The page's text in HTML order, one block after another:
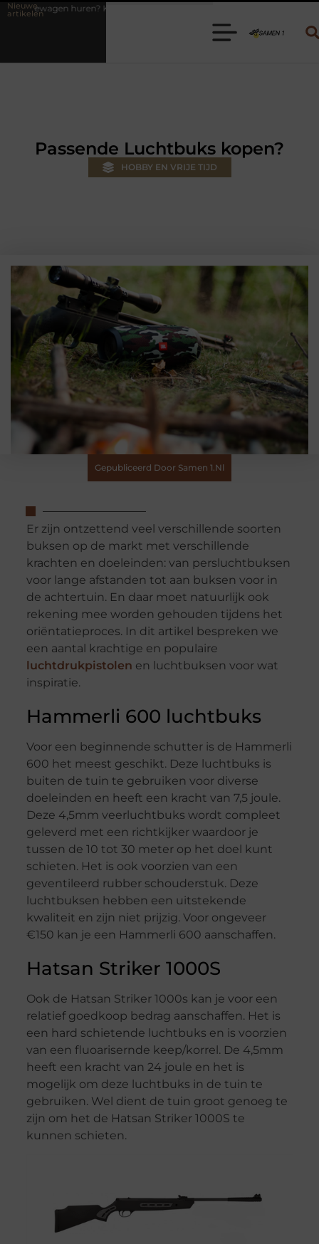
Nieuwe
artikelen
de juiste aanhanger voor jouw klus
Passende Luchtbuks kopen?
HOBBY EN VRIJE TIJD
Gepubliceerd Door Samen 1.nl
Er zijn ontzettend veel verschillende soorten
buksen op de markt met verschillende
krachten en doeleinden: van persluchtbuksen
voor lange afstanden tot aan buksen voor in
de achtertuin. En daar moet natuurlijk ook
rekening mee worden gehouden tijdens het
oriëntatieproces. In dit artikel bespreken we
een aantal krachtige en populaire
luchtdrukpistolen en luchtbuksen voor wat
inspiratie.
Hammerli 600 luchtbuks
Voor een beginnende schutter is de Hammerli
600 het meest geschikt. Deze luchtbuks is
buiten de tuin te gebruiken voor diverse
doeleinden en heeft een kracht van 7,5 joule.
Deze 4,5mm veerluchtbuks wordt compleet
geleverd met een richtkijker waardoor je
tussen de 10 tot 30 meter op het doel kunt
schieten. Het is ook voorzien van een
geventileerd rubber schouderstuk. Deze
luchtbuksen hebben een uitstekende
kwaliteit en zijn niet prijzig. Voor ongeveer
€150 kan je een Hammerli 600 aanschaffen.
Hatsan Striker 1000S
Ook de Hatsan Striker 1000s kan je voor een
relatief goedkoop bedrag aanschaffen. Het is
een hard schietende luchtbuks en is voorzien
van een fluoarisernde keep/korrel. De 4,5mm
heeft een kracht van 24 joule en het is
mogelijk om deze luchtbuks in de tuin te
gebruiken. Wel dient de tuin groot genoeg te
zijn om het de Hatsan Striker 1000S te
kunnen schieten.